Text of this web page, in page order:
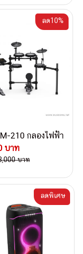
210 กลองไฟฟ้า
บาท
ลด10%
บาท
ลดพิเศษ